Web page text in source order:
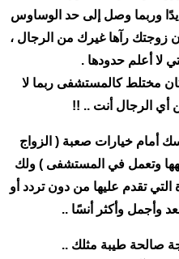
وربما وصل إلى حد الوساوس
زوجتك رآها غيرك من الرجال ،
لا أعلم حدودها .
مختلط كالمستشفى ربما لا
الرجال أنت .. !!
أمام خيارات صعبة ( الزواج
وتعمل في المستشفى ) ولك
التي تقدم عليها من دون تردد أو
وأجمل وأكثر أنسًا ..
صالحة طيبة مثلك ..